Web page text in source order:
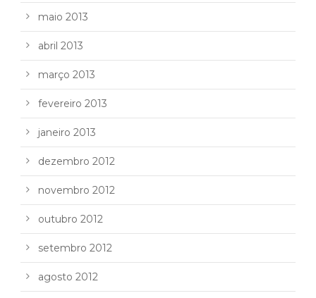
maio 2013
abril 2013
março 2013
fevereiro 2013
janeiro 2013
dezembro 2012
novembro 2012
outubro 2012
setembro 2012
agosto 2012